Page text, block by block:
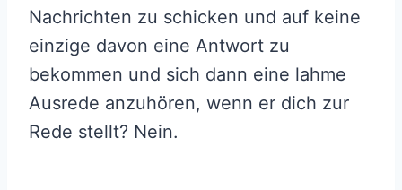
Nachrichten zu schicken und auf keine
einzige davon eine Antwort zu
bekommen und sich dann eine lahme
Ausrede anzuhören, wenn er dich zur
Rede stellt? Nein.